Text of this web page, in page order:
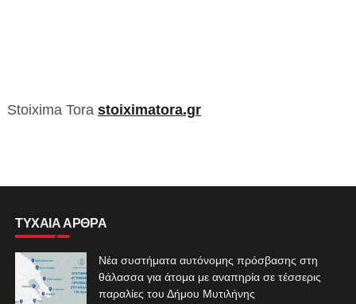
Stoixima Tora stoiximatora.gr
ΤΥΧΑΙΑ ΑΡΘΡΑ
Νέα συστήματα αυτόνομης πρόσβασης στη
θάλασσα για άτομα με αναπηρία σε τέσσερις
παραλίες του Δήμου Μυτιλήνης